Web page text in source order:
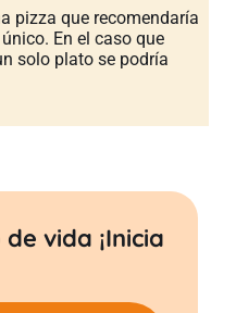
pizza que recomendaría
En el caso que
solo plato se podría
vida ¡Inicia